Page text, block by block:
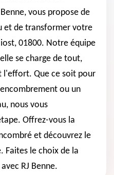
vous propose de
et de transformer votre
01800. Notre équipe
se charge de tout,
l'effort. Que ce soit pour
ou un
nous vous
Offrez-vous la
et découvrez le
Faites le choix de la
RJ Benne.